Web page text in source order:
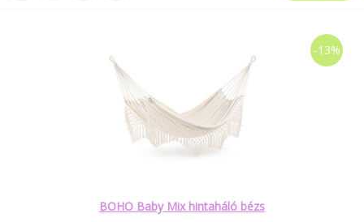
-13%
BOHO Baby Mix hintaháló bézs